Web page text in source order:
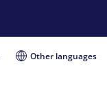
Other languages